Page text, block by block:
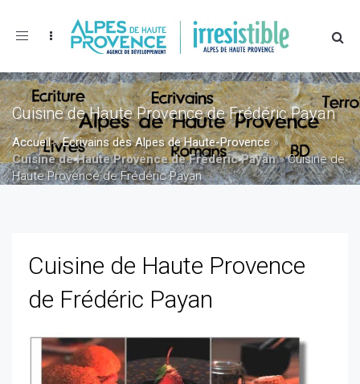
Toggle
Cuisine de Haute Provence de Frédéric Payan
Accueil»Ecrivains des Alpes de Haute-Provence»
Cuisine de Haute Provence de Frédéric Payan»Cuisine de
Haute Provence de Frédéric Payan
Cuisine de Haute Provence
de Frédéric Payan